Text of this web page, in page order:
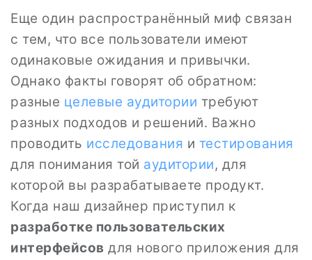
Еще один распространённый миф связан
с тем, что все пользователи имеют
одинаковые ожидания и привычки.
Однако факты говорят об обратном:
разные целевые аудитории требуют
разных подходов и решений. Важно
проводить исследования и тестирования
для понимания той аудитории, для
которой вы разрабатываете продукт.
Когда наш дизайнер приступил к
разработке пользовательских
интерфейсов для нового приложения для